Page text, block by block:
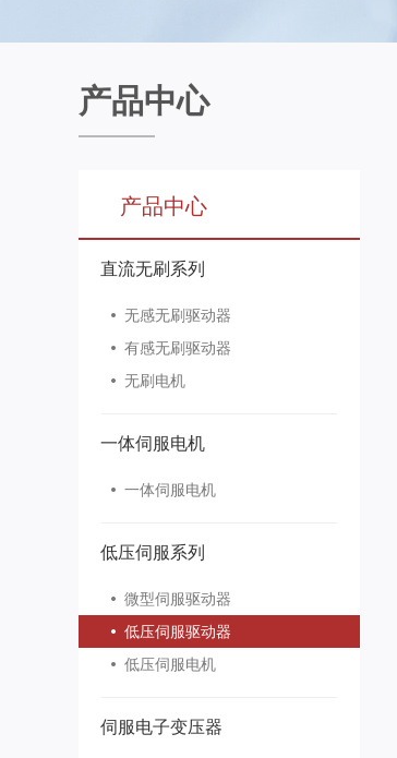
产品中心
产品中心
直流无刷系列
无感无刷驱动器
有感无刷驱动器
无刷电机
一体伺服电机
一体伺服电机
低压伺服系列
微型伺服驱动器
低压伺服驱动器
低压伺服电机
伺服电子变压器